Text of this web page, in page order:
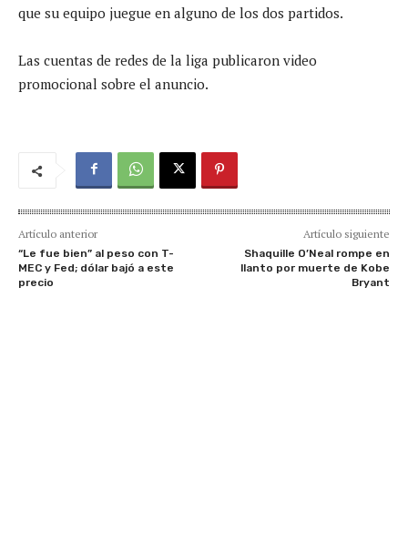
que su equipo juegue en alguno de los dos partidos.
Las cuentas de redes de la liga publicaron video
promocional sobre el anuncio.
Artículo anterior
“Le fue bien” al peso con T-
MEC y Fed; dólar bajó a este
precio
Artículo siguiente
Shaquille O’Neal rompe en
llanto por muerte de Kobe
Bryant